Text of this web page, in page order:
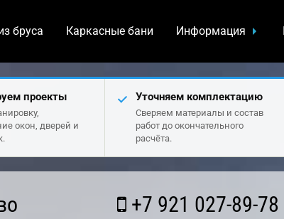
бруса Каркасные бани Информация
проекты
окон, дверей и
Уточняем комплектацию
Сверяем материалы и состав
работ до окончательного
расчёта.
+7 921 027-89-78